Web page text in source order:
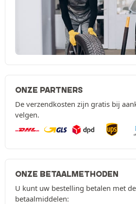
ONZE PARTNERS
De verzendkosten zijn gratis bij
velgen.
ONZE BETAALMETHODEN
U kunt uw bestelling betalen met
betaalmiddelen: